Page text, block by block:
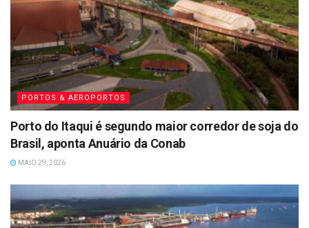
PORTOS & AEROPORTOS
Porto do Itaqui é segundo maior corredor de soja do
Brasil, aponta Anuário da Conab
MAIO 29, 2026